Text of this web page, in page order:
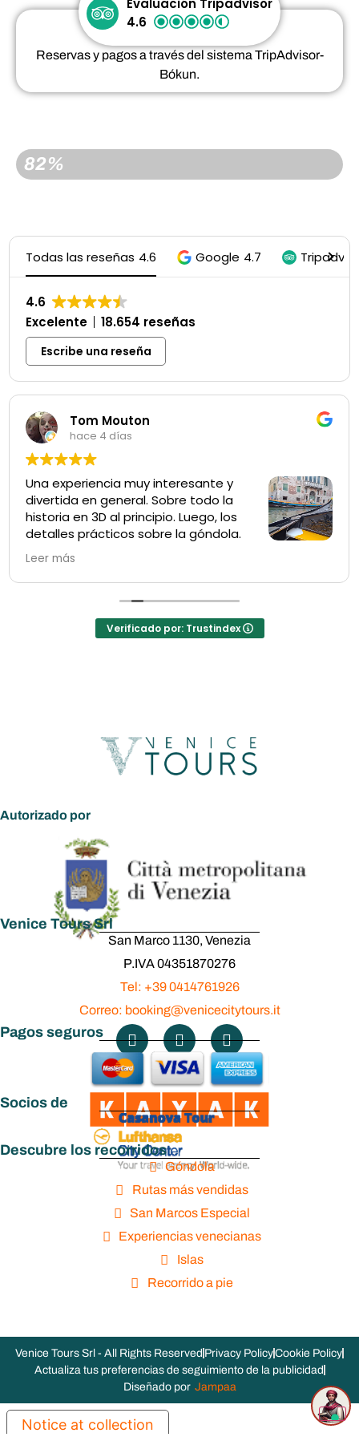
Evaluación Tripadvisor
4.6
Reservas y pagos a través del sistema TripAdvisor-
Bókun.
RESERVADO
82%
Todas las reseñas 4.6 Google 4.7
4.6
Excelente
18.654 reseñas
Escribe una reseña
Tom Mouton
hace 4 días
Una experiencia muy interesante y
divertida en general. Sobre todo la
historia en 3D al principio. Luego, los
detalles prácticos sobre la góndola.
Un breve recorrido guiado y,
finalmente, el paseo en góndola. Sin duda, vale la
pena. Es imprescindible reservar en línea.
(Traducido por Google,ver original)
Leer más
Verificado por: Trustindex
Autorizado por
Venice Tours Srl
San Marco 1130, Venezia
P.IVA 04351870276
Tel: +39 0414761926
Correo: booking@venicecitytours.it
Pagos seguros
Socios de
Descubre los recorridos
Góndola
Rutas más vendidas
San Marcos Especial
Experiencias venecianas
Islas
Recorrido a pie
Venice Tours Srl - All Rights Reserved Privacy PolicyCookie Policy
Actualiza tus preferencias de seguimiento de la publicidad
Diseñado por Jampaa
Notice at collection